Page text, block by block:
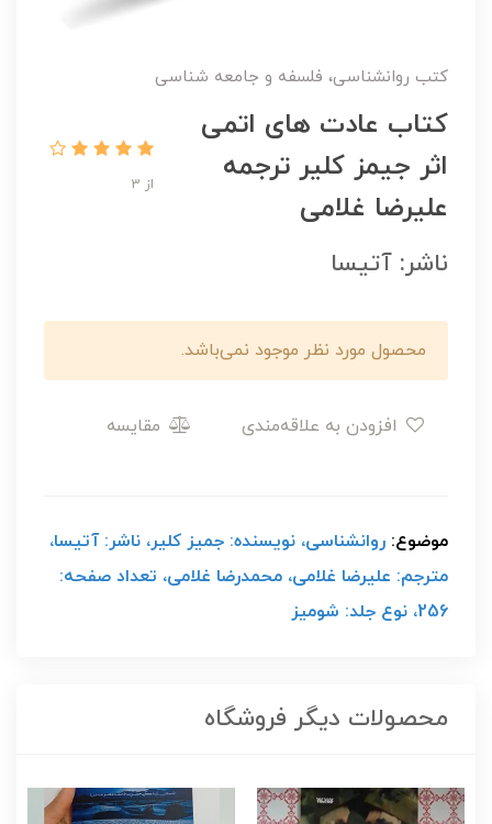
کتب روانشناسی، فلسفه و جامعه شناسی
کتاب عادت های اتمی
اثر جیمز کلیر ترجمه
علیرضا غلامی
از 3
ناشر: آتیسا
محصول مورد نظر موجود نمی‌باشد.
مقایسه
موضوع: روانشناسی، نویسنده: جمیز کلیر، ناشر: آتیسا،
مترجم: علیرضا غلامی، محمدرضا غلامی، تعداد صفحه:
256، نوع جلد: شومیز
محصولات دیگر فروشگاه